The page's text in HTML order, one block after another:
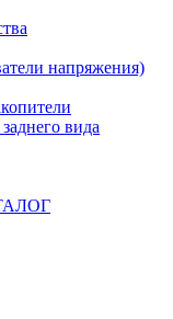
напряжения)
вида